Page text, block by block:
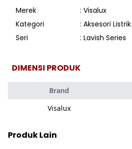
Merek
: Visalux
Kategori
: Aksesori Listrik
Seri
: Lavish Series
DIMENSI PRODUK
Brand
Visalux
Produk Lain